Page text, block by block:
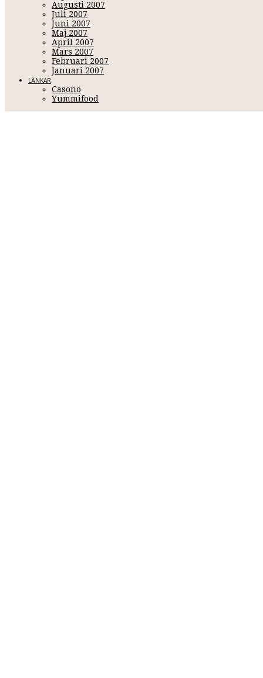
Augusti 2007
Juli 2007
Juni 2007
Maj 2007
April 2007
Mars 2007
Februari 2007
Januari 2007
LÄNKAR
Casono
Yummifood